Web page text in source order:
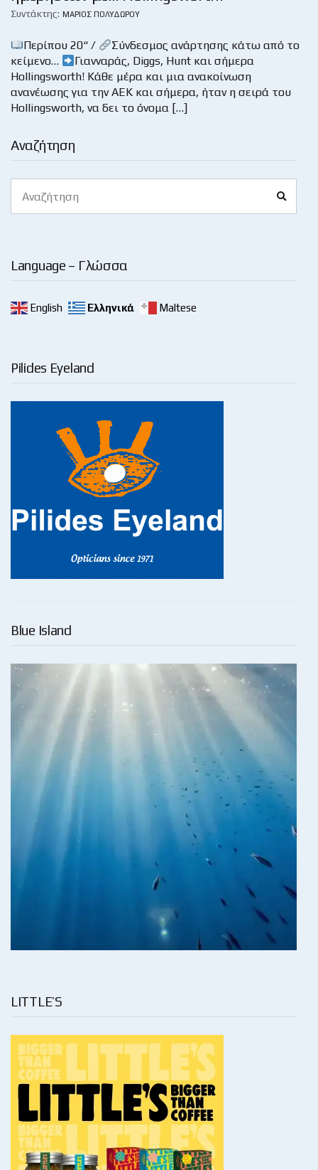
Αναζήτηση
for:
Language – Γλώσσα
English Ελληνικά Maltese
Pilides Eyeland
Blue Island
LITTLE’S
Συντάκτης: ΜΆΡΙΟΣ ΠΟΛΥΔΏΡΟΥ
Περίπου 20“ /
Σύνδεσμος ανάρτησης κάτω από το
κείμενο…
Γιανναράς, Diggs, Hunt και σήμερα
Hollingsworth! Κάθε μέρα και μια ανακοίνωση
ανανέωσης για την ΑΕΚ και σήμερα, ήταν η σειρά του
Hollingsworth, να δει το όνομα […]